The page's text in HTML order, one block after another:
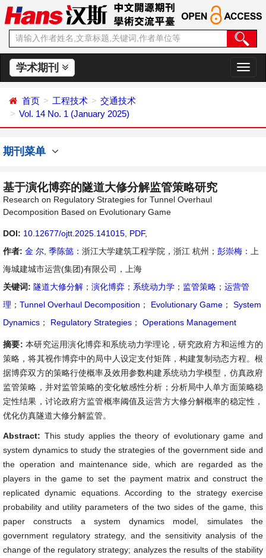
学术期刊
切
换
首页 工程技术
交通技术
Vol. 14 No. 1 (January 2025)
期刊菜单
基于演化博弈的隧道大修分解监管策略研究
Research on Regulatory Strategies for Tunnel Overhaul
Decomposition Based on Evolutionary Game
DOI: 10.12677/ojtt.2025.141015 PDF,
作者: 金 尔 季陈懿 ：浙江大学建筑工程学院，浙江 杭州； 彭崇梅 ：上
海城建城市运营(集团)有限公司，上海
关键词: 隧道大修分解 ； 演化博弈 ； 系统动力学 ； 监管策略 ； 运营管
理 ； Tunnel Overhaul Decomposition ； Evolutionary Game ；
System
Dynamics ； Regulatory Strategies ； Operations Management
摘要: 本研究运用演化博弈和系统动力学理论，研究政府方和运维方的
策略，将其视作博弈中的局中人设定支付矩阵，构建复制动态方程。根
据博弈双方的策略行使概率及效用参数构建系统动力学模型，仿真政府
监管策略，并对监管策略的变化敏感性分析；分析局中人单方面策略稳
定性结果，讨论政府方监管概率阈值及运营方大修分解概率的稳定性，
优化仿真隧道大修分解监管。
Abstract: This study applies the theory of evolutionary game and
system dynamics to study the strategies of the government side and
the operation and maintenance side, which are regarded as the
players in the game to set the payment matrix and construct the
replicated dynamic equations. According to the strategy exercise
probability and utility parameters of the two sides of the game, this
paper constructs a system dynamics model, simulates the
government regulatory strategy, and the sensitivity analysis of the
change of the regulatory strategy; analyzes the results of the stability